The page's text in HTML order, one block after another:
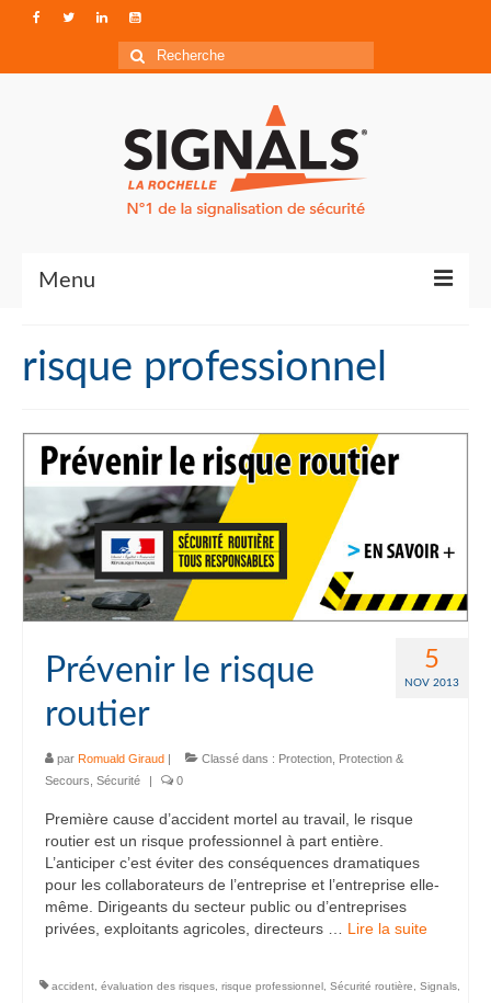
Rechercher
:
Menu
Qui sommes-nous ?
Accéder à Signals
risque professionnel
5
NOV 2013
Prévenir le risque
routier
par Romuald Giraud | Classé dans : Protection Protection &
Secours Sécurité | 0
Première cause d’accident mortel au travail, le risque
routier est un risque professionnel à part entière.
L’anticiper c’est éviter des conséquences dramatiques
pour les collaborateurs de l’entreprise et l’entreprise elle-
même. Dirigeants du secteur public ou d’entreprises
privées, exploitants agricoles, directeurs … Lire la suite­­
accident évaluation des risques risque professionnel Sécurité routière Signals